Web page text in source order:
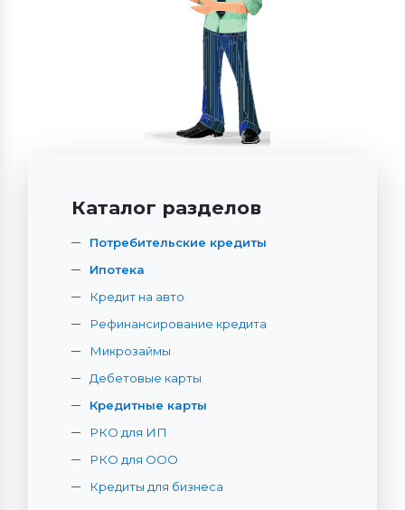
Каталог разделов
Потребительские кредиты
Ипотека
Кредит на авто
Рефинансирование кредита
Микрозаймы
Дебетовые карты
Кредитные карты
РКО для ИП
РКО для ООО
Кредиты для бизнеса